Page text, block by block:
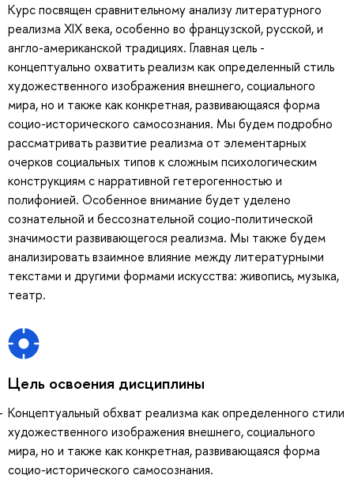
Курс посвящен сравнительному анализу литературного
реализма XIX века, особенно во французской, русской, и
англо-американской традициях. Главная цель -
концептуально охватить реализм как определенный стиль
художественного изображения внешнего, социального
мира, но и также как конкретная, развивающаяся форма
социо-исторического самосознания. Мы будем подробно
рассматривать развитие реализма от элементарных
очерков социальных типов к сложным психологическим
конструкциям с нарративной гетерогенностью и
полифонией. Особенное внимание будет уделено
сознательной и бессознательной социо-политической
значимости развивающегося реализма. Мы также будем
анализировать взаимное влияние между литературными
текстами и другими формами искусства: живопись, музыка,
театр.
Цель освоения дисциплины
Концептуальный обхват реализма как определенного стили
художественного изображения внешнего, социального
мира, но и также как конкретная, развивающаяся форма
социо-исторического самосознания.